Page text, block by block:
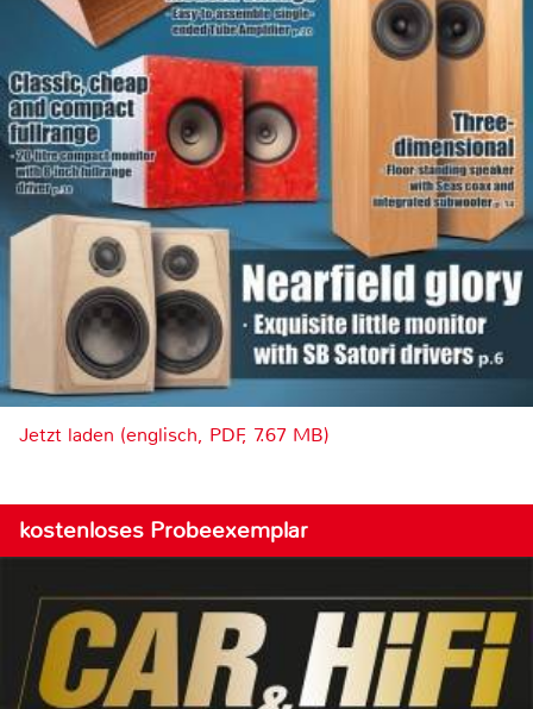
Jetzt laden (englisch, PDF, 7.67 MB)
kostenloses Probeexemplar